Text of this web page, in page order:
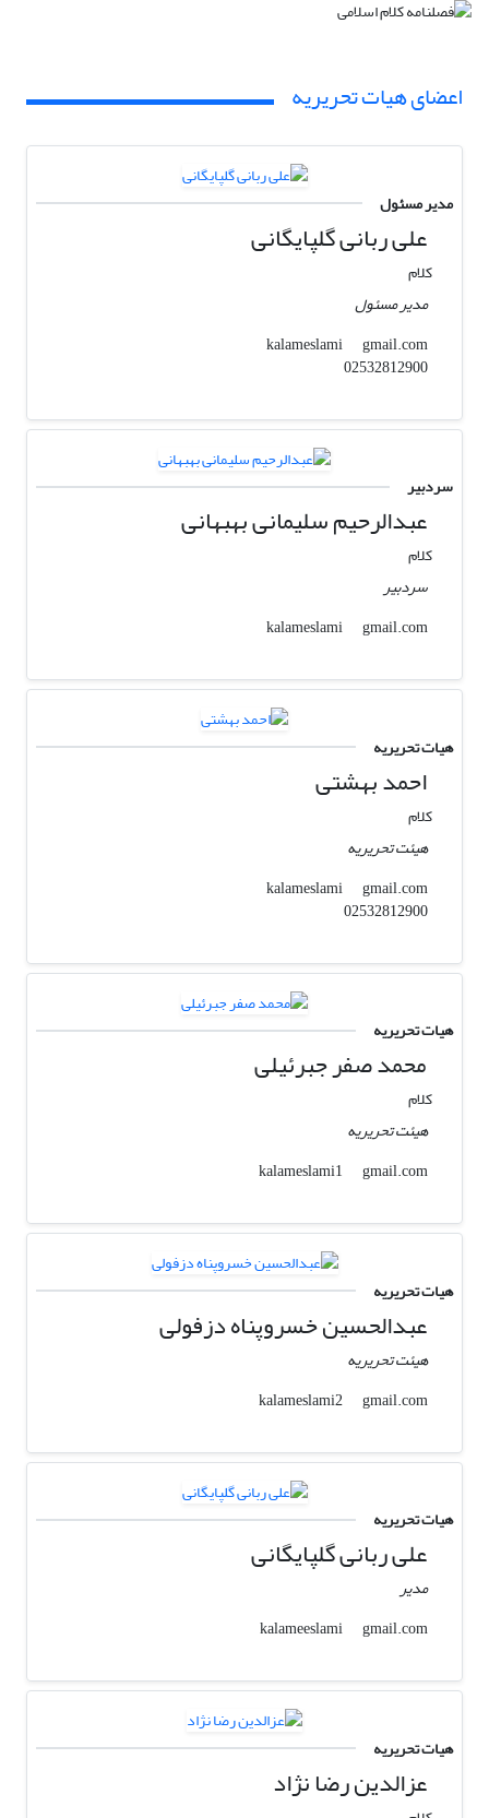
اعضای هیات تحریریه
مدیر مسئول
علی ربانی گلپایگانی
کلام
مدیر مسئول
kalameslami
gmail.com
02532812900
سردبیر
عبدالرحیم سلیمانی بهبهانی
کلام
سردبیر
kalameslami
gmail.com
هیات تحریریه
احمد بهشتی
کلام
هیئت تحریریه
kalameslami
gmail.com
02532812900
هیات تحریریه
محمد صفر جبرئیلی
کلام
هیئت تحریریه
kalameslami1
gmail.com
هیات تحریریه
عبدالحسین خسروپناه دزفولی
هیئت تحریریه
kalameslami2
gmail.com
هیات تحریریه
علی ربانی گلپایگانی
مدیر
kalameeslami
gmail.com
هیات تحریریه
عزالدین رضا نژاد